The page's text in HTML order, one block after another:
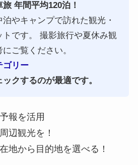
旅 年間平均120泊！
やキャンプで訪れた観光・
トです。 撮影旅行や夏休み観
ご覧ください。
ゴリー
クするのが最適です。
報を活用
辺観光を！
地から目的地を選べる！